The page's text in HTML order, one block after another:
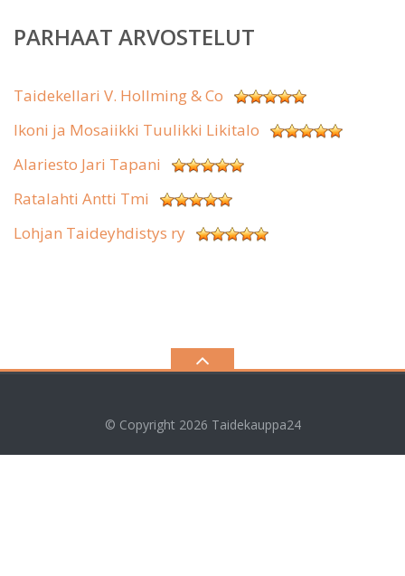
PARHAAT ARVOSTELUT
Taidekellari V. Hollming & Co
Ikoni ja Mosaiikki Tuulikki Likitalo
Alariesto Jari Tapani
Ratalahti Antti Tmi
Lohjan Taideyhdistys ry
© Copyright 2026 Taidekauppa24